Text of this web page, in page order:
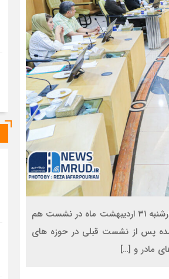
به گزارش خبرنگار پایگاه خبری وزارت راه و شهرسازی، فرزانه صادق عصر روز چهارشنبه ۳۱ اردیبهشت ماه در نشست هم
شده پس از نشست قبلی در حوزه های
مادر و […]